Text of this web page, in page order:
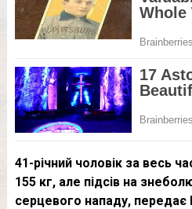
41-річний чоловік за весь
155 кг, але підсів на
серцевого нападу, передає